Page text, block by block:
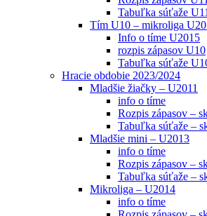
Tabuľka súťaže U11
Tím U10 – mikroliga
Info o tíme U2015
rozpis zápasov U10
Tabuľka súťaže
Hracie obdobie 2023/2024
Mladšie žiačky – U2011
info o tíme
Rozpis zápasov –
Tabuľka súťaže –
Mladšie mini – U2013
info o tíme
Rozpis zápasov –
Tabuľka súťaže –
Mikroliga – U2014
info o tíme